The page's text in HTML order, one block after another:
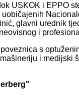
USKOK i EPPO
glavni urednik
i
s
i medijski